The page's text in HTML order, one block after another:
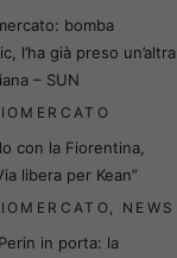
bomba
l’ha già preso un’altra
– SUN
con la Fiorentina,
libera per Kean”
NEWS
in porta: la